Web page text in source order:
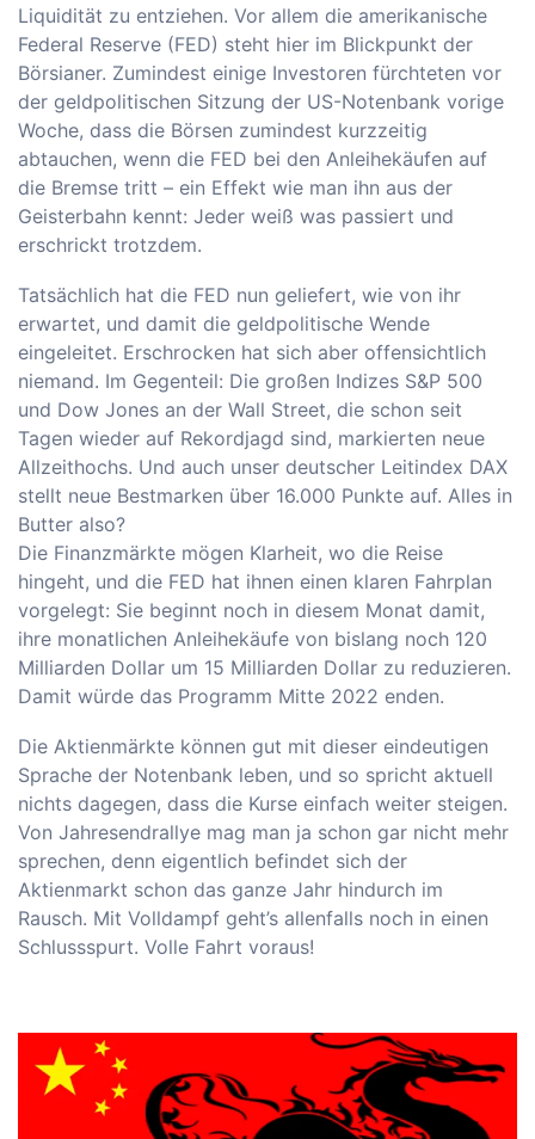
Liquidität zu entziehen. Vor allem die amerikanische
Federal Reserve (FED) steht hier im Blickpunkt der
Börsianer. Zumindest einige Investoren fürchteten vor
der geldpolitischen Sitzung der US-Notenbank vorige
Woche, dass die Börsen zumindest kurzzeitig
abtauchen, wenn die FED bei den Anleihekäufen auf
die Bremse tritt – ein Effekt wie man ihn aus der
Geisterbahn kennt: Jeder weiß was passiert und
erschrickt trotzdem.
Tatsächlich hat die FED nun geliefert, wie von ihr
erwartet, und damit die geldpolitische Wende
eingeleitet. Erschrocken hat sich aber offensichtlich
niemand. Im Gegenteil: Die großen Indizes S&P 500
und Dow Jones an der Wall Street, die schon seit
Tagen wieder auf Rekordjagd sind, markierten neue
Allzeithochs. Und auch unser deutscher Leitindex DAX
stellt neue Bestmarken über 16.000 Punkte auf. Alles in
Butter also?
Die Finanzmärkte mögen Klarheit, wo die Reise
hingeht, und die FED hat ihnen einen klaren Fahrplan
vorgelegt: Sie beginnt noch in diesem Monat damit,
ihre monatlichen Anleihekäufe von bislang noch 120
Milliarden Dollar um 15 Milliarden Dollar zu reduzieren.
Damit würde das Programm Mitte 2022 enden.
Die Aktienmärkte können gut mit dieser eindeutigen
Sprache der Notenbank leben, und so spricht aktuell
nichts dagegen, dass die Kurse einfach weiter steigen.
Von Jahresendrallye mag man ja schon gar nicht mehr
sprechen, denn eigentlich befindet sich der
Aktienmarkt schon das ganze Jahr hindurch im
Rausch. Mit Volldampf geht’s allenfalls noch in einen
Schlussspurt. Volle Fahrt voraus!